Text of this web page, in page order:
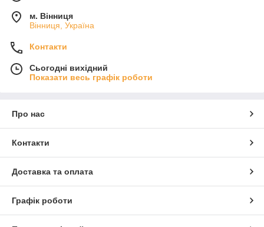
м. Вінниця
Вінниця, Україна
Контакти
Сьогодні вихідний
Показати весь графік роботи
Про нас
Контакти
Доставка та оплата
Графік роботи